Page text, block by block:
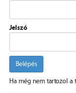
Jelszó
Belépés
Ha még nem tartozol a